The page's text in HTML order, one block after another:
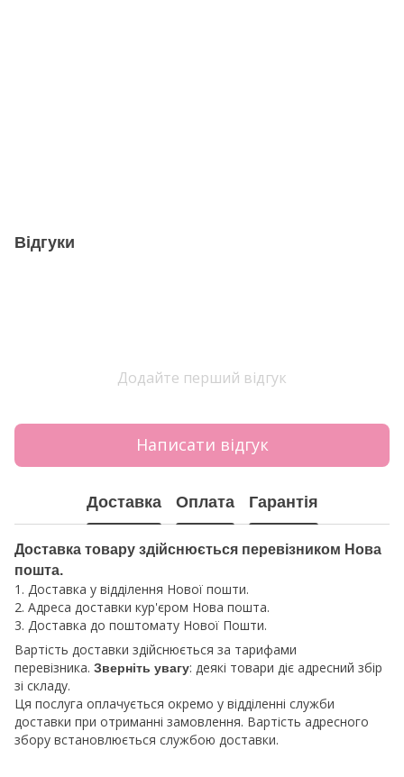
Відгуки
Додайте перший відгук
Написати відгук
Доставка Оплата Гарантія
Доставка товару здійснюється перевізником Нова
пошта.
1. Доставка у відділення Нової пошти.
2. Адреса доставки кур'єром Нова пошта.
3. Доставка до поштомату Нової Пошти.
Вартість доставки здійснюється за тарифами
перевізника. Зверніть увагу: деякі товари діє адресний збір
зі складу.
Ця послуга оплачується окремо у відділенні служби
доставки при отриманні замовлення. Вартість адресного
збору встановлюється службою доставки.